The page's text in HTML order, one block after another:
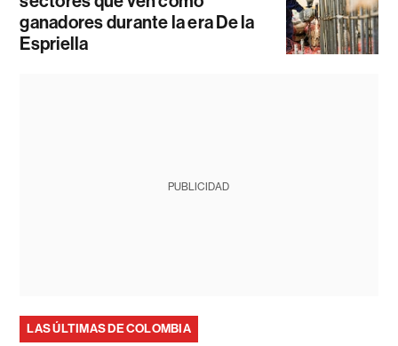
ganadores durante la era De la
Espriella
PUBLICIDAD
LAS ÚLTIMAS DE COLOMBIA